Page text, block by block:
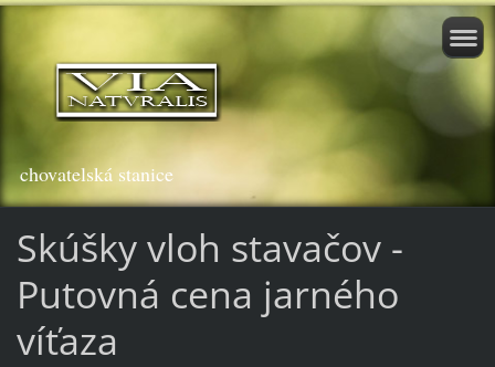
chovatelská stanice
Skúšky vloh stavačov -
Putovná cena jarného
víťaza